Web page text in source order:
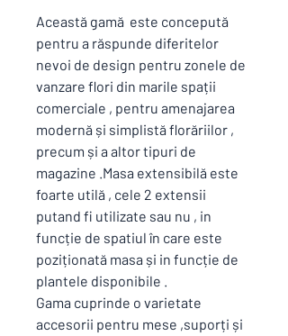
Această gamă este concepută
pentru a răspunde diferitelor
nevoi de design pentru zonele de
vanzare flori din marile spații
comerciale , pentru amenajarea
modernă și simplistă florăriilor ,
precum și a altor tipuri de
magazine .Masa extensibilă este
foarte utilă , cele 2 extensii
putand fi utilizate sau nu , in
funcție de spatiul în care este
poziționată masa și in funcție de
plantele disponibile .
Gama cuprinde o varietate
accesorii pentru mese ,suporți și